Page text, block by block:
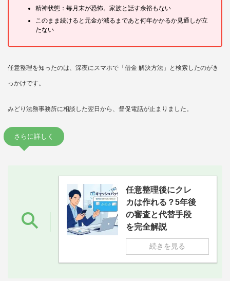
精神状態：毎月末が恐怖。家族と話す余裕もない
このまま続けると元金が減るまであと何年かかるか見通しが立
たない
任意整理を知ったのは、深夜にスマホで「借金 解決方法」と検索したのがき
っかけです。
みどり法務事務所に相談した翌日から、督促電話が止まりました。
さらに詳しく
任意整理後にクレ
カは作れる？5年後
の審査と代替手段
を完全解説
続きを見る